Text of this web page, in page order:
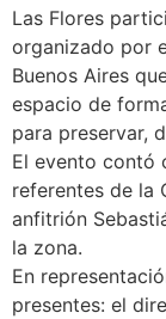
Las Flores
organizado por
Buenos Aires
espacio de
para preservar,
El evento contó
referentes de la
anfitrión
la zona.
En
presentes: el